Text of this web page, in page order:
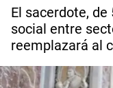
El sacerdote,
social entre
reemplazará al